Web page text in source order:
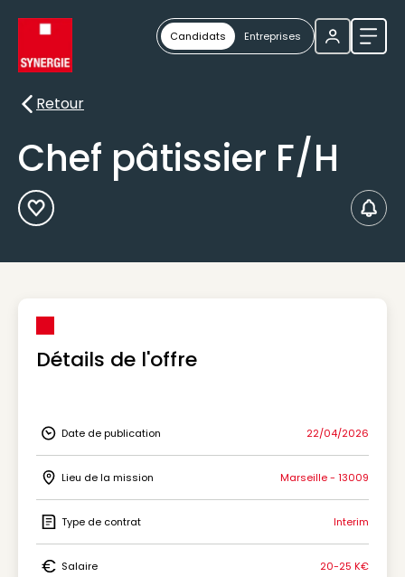
Candidats Entreprises
Retour
Retour
Chef pâtissier F/H
Ajouter aux Favoris
Détails de l'offre
Icon Date de publication
Date de publication 22/04/2026
Icon Lieu de la mission
Lieu de la mission Marseille - 13009
Icon Type de contrat
Type de contrat Interim
Salaire 20-25 K€